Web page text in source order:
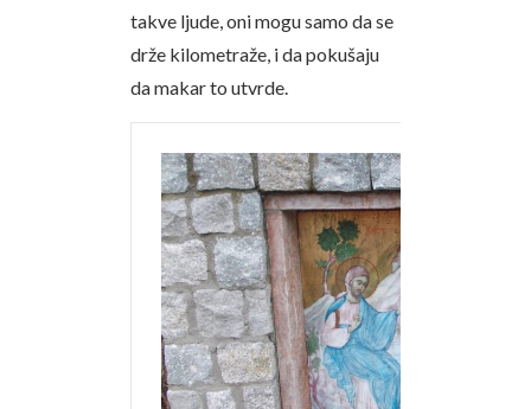
takve ljude, oni mogu samo da se
drže kilometraže, i da pokušaju
da makar to utvrde.